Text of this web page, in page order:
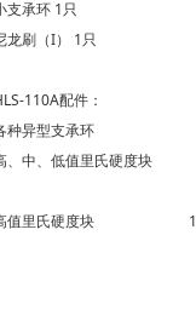
支承环 1只
龙刷（I）
1只
110A配件：
种异型支承环
、中、低值里氏硬度块
值里氏硬度块 1